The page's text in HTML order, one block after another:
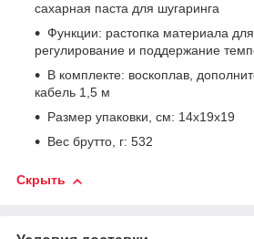
сахарная паста для шугаринга
Функции: растопка материала
регулирование и поддержание
В комплекте: воскоплав,
кабель 1,5 м
Размер упаковки, см: 14х19х19
Вес брутто, г: 532
Скрыть